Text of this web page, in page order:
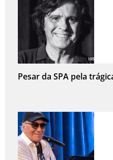
Pesar da SPA pela